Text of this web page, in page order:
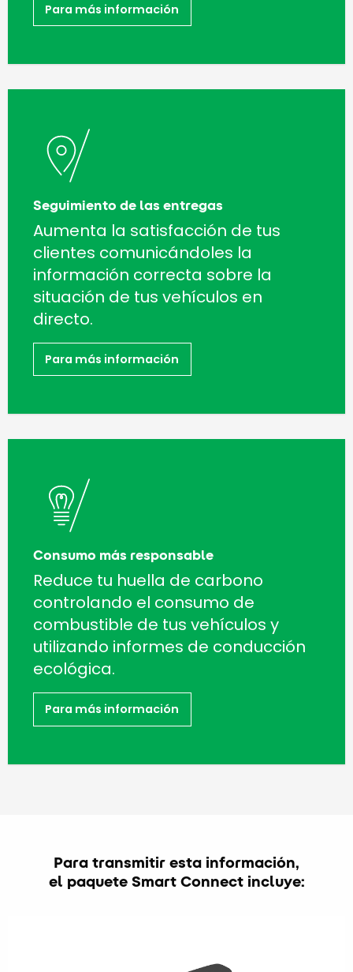
Para más información
Seguimiento de las entregas
Aumenta la satisfacción de tus
clientes comunicándoles la
información correcta sobre la
situación de tus vehículos en
directo.
Para más información
Consumo más responsable
Reduce tu huella de carbono
controlando el consumo de
combustible de tus vehículos y
utilizando informes de conducción
ecológica.
Para más información
Para transmitir esta información,
el paquete Smart Connect incluye: